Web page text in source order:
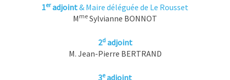
1eradjoint& Maire déléguée de Le Rousset
M me Sylvianne BONNOT
2dadjoint
M. Jean-Pierre BERTRAND
3eadjoint